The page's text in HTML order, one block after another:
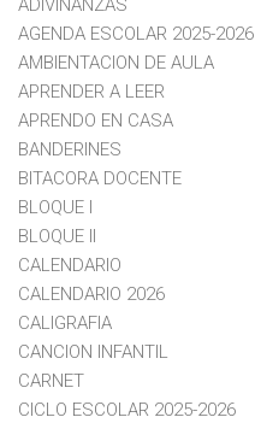
ADIVINANZAS
AGENDA ESCOLAR 2025-2026
AMBIENTACION DE AULA
APRENDER A LEER
APRENDO EN CASA
BANDERINES
BITACORA DOCENTE
BLOQUE I
BLOQUE II
CALENDARIO
CALENDARIO 2026
CALIGRAFIA
CANCION INFANTIL
CARNET
CICLO ESCOLAR 2025-2026